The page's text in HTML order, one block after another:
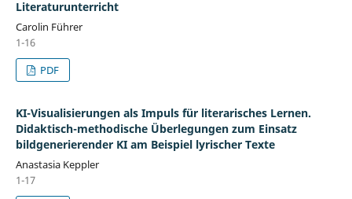
Literaturunterricht
Carolin Führer
1-16
PDF
KI-Visualisierungen als Impuls für literarisches Lernen.
Didaktisch-methodische Überlegungen zum Einsatz
bildgenerierender KI am Beispiel lyrischer Texte
Anastasia Keppler
1-17